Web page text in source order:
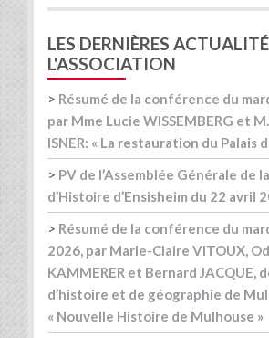
LES DERNIÈRES
L'ASSOCIATION
> Résumé de la conférence du
par Mme Lucie WISSEMBERG et
ISNER: « La restauration du Palais
> PV de l’Assemblée Générale de
d’Histoire d’Ensisheim du 22 avril
> Résumé de la conférence du
2026, par Marie-Claire VITOUX,
KAMMERER et Bernard JACQUE,
d’histoire et de géographie de
« Nouvelle Histoire de Mulhouse »